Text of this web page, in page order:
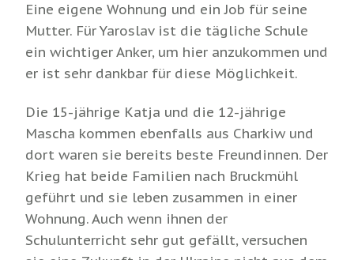
Eine eigene Wohnung und ein Job für seine
Mutter. Für Yaroslav ist die tägliche Schule
ein wichtiger Anker, um hier anzukommen und
er ist sehr dankbar für diese Möglichkeit.
Die 15-jährige Katja und die 12-jährige
Mascha kommen ebenfalls aus Charkiw und
dort waren sie bereits beste Freundinnen. Der
Krieg hat beide Familien nach Bruckmühl
geführt und sie leben zusammen in einer
Wohnung. Auch wenn ihnen der
Schulunterricht sehr gut gefällt, versuchen